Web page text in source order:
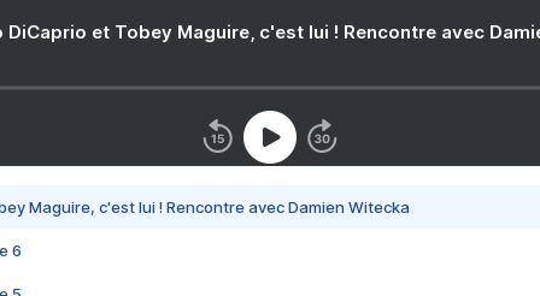
DiCaprio et Tobey Maguire, c'est lui ! Rencontre avec
Maguire, c'est lui ! Rencontre avec Damien Witecka
6